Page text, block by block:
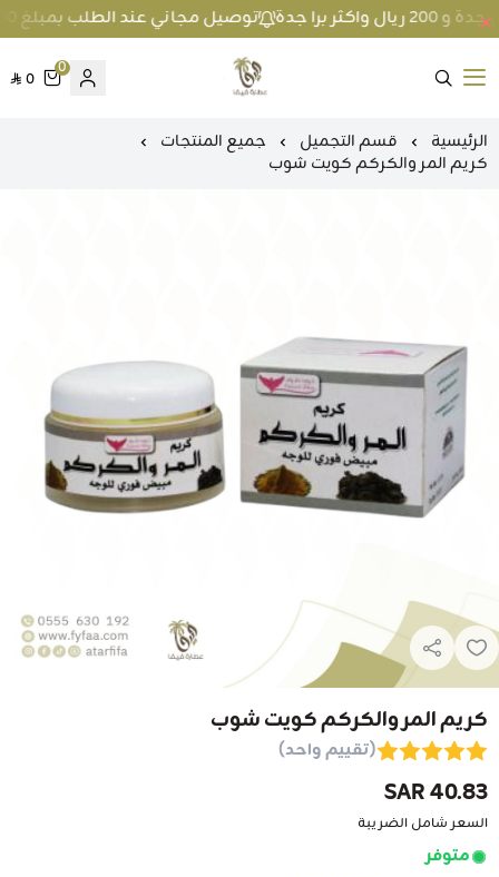
توصيل مجاني عند الطلب بمبلغ 100 ريال واكثر داخل جدة و 200 ريال واكثر برا جدة
متجر عطارة فيفا
0
0
الرئيسية قسم التجميل
جميع المنتجات
كريم المر والكركم كويت شوب
كريم المر والكركم كويت شوب
(تقييم واحد)
40.83 SAR
السعر شامل الضريبة
متوفر